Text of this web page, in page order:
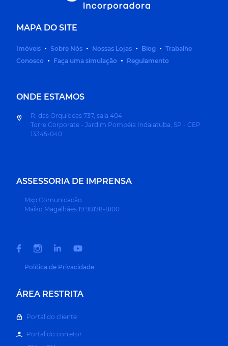
MAPA DO SITE
Imóveis Sobre Nós Nossas Lojas Blog
Trabalhe
Conosco
Faça uma simulação Regulamento
ONDE ESTAMOS
R. das Orquídeas 737, sala 404
Torre Corporate - Jardim Pompéia Indaiatuba, SP - CEP
13345-040
ASSESSORIA DE IMPRENSA
Mxp Comunicacão
Maiko Magalhães 19 98178-8100
Política de Privacidade
ÁREA RESTRITA
Portal do cliente
Portal do corretor